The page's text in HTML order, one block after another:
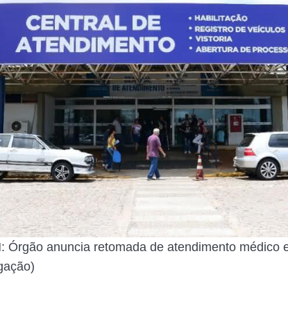
Órgão anuncia retomada de atendimento médico